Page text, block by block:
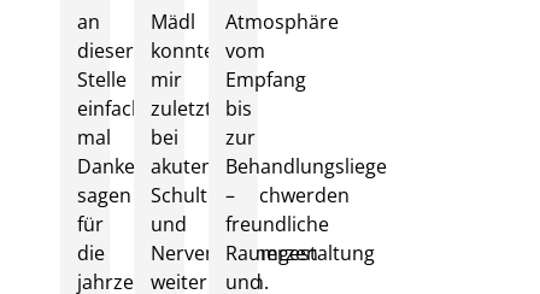
an
dieser
Stelle
einfach
mal
Danke
sagen
für
die
jahrzehnte
Mädl
konnte
mir
zuletzt
bei
akuten
Schulterbeschwerden
und
Nervenschmerzen
weiterhelfen.
Atmosphäre
vom
Empfang
bis
zur
Behandlungsliege
–
freundliche
Raumgestaltung
und